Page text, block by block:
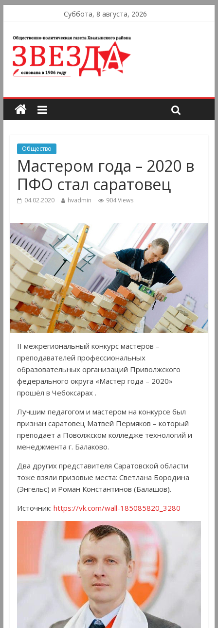
Суббота, 8 августа, 2026
Общество
Мастером года – 2020 в
ПФО стал саратовец
04.02.2020 hvadmin 904 Views
II межрегиональный конкурс мастеров –
преподавателей профессиональных
образовательных организаций Приволжского
федерального округа «Мастер года – 2020»
прошёл в Чебоксарах .
Лучшим педагогом и мастером на конкурсе был
признан саратовец Матвей Пермяков – который
преподает а Поволжском колледже технологий и
менеджмента г. Балаково.
Два других представителя Саратовской области
тоже взяли призовые места: Светлана Бородина
(Энгельс) и Роман Константинов (Балашов).
Источник: https://vk.com/wall-185085820_3280